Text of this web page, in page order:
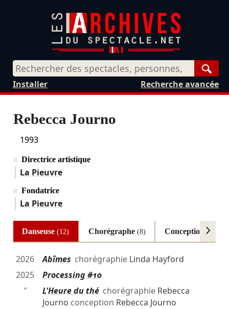
Recherche avancée
Installer
Rebecca Journo
1993
Directrice artistique
La Pieuvre
Fondatrice
La Pieuvre
Danseuse(12) Chorégraphe (8) Conception(6)
2026 Abîmes chorégraphie Linda Hayford
2025
Processing #10
″
L'Heure du théchorégraphie Rebecca
Journo conception Rebecca Journo